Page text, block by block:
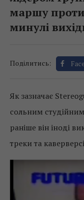
маршу проти
минулі
Поділитись:
Як зазначає
сольним
раніше він іноді
треки та